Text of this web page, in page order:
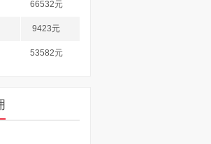
66532元
9423元
53582元